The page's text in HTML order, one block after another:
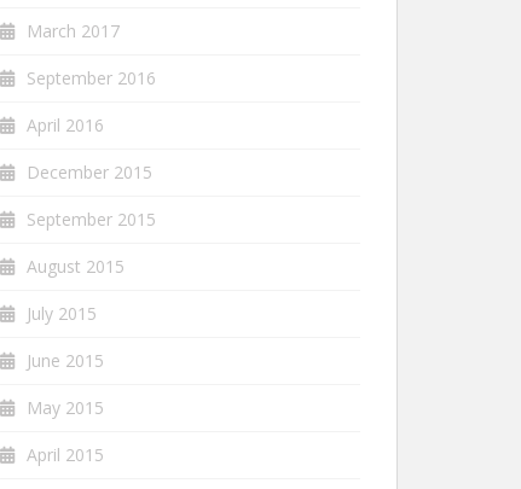
March 2017
September 2016
April 2016
December 2015
September 2015
August 2015
July 2015
June 2015
May 2015
April 2015